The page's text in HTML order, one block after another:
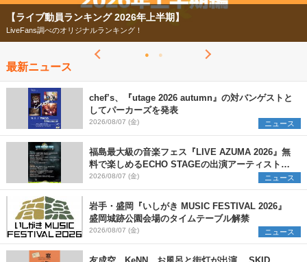
【ライブ動員ランキング 2026年上半期】
LiveFans調べのオリジナルランキング！
最新ニュース
chef’s、『utage 2026 autumn』の対バンゲストと
してパーカーズを発表
2026/08/07 (金) ニュース
福島最大級の音楽フェス『LIVE AZUMA 2026』無
料で楽しめるECHO STAGEの出演アーティストを
発表
2026/08/07 (金) ニュース
岩手・盛岡『いしがき MUSIC FESTIVAL 2026』
盛岡城跡公園会場のタイムテーブル解禁
2026/08/07 (金) ニュース